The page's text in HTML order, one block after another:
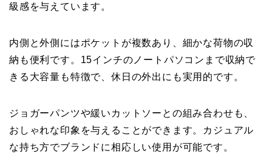
級感を与えています。
内側と外側にはポケットが複数あり、細かな荷物の収
納も便利です。15インチのノートパソコンまで収納で
きる大容量も特徴で、休日の外出にも実用的です。
ジョガーパンツや緩いカットソーとの組み合わせも、
おしゃれな印象を与えることができます。カジュアル
な持ち方でブランドに相応しい使用が可能です。